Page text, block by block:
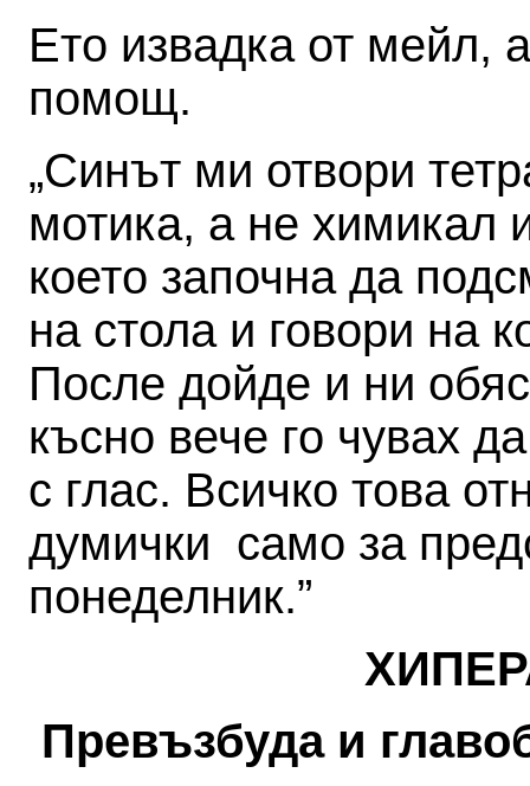
Ето извадка от мейл,
помощ.
„Синът ми отвори
мотика, а не химикал
което започна да
на стола и говори на
После дойде и ни
късно вече го чувах
с глас. Всичко това
думички ­ само за
понеделник.”
Превъзбуда и